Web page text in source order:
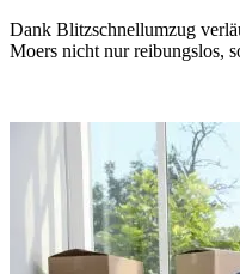
Dank Blitzschnellumzug
Moers nicht nur reibungslos,